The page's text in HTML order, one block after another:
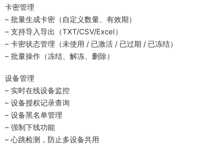
卡密管理
– 批量生成卡密（自定义数量、有效期）
– 支持导入导出（TXT/CSV/Excel）
– 卡密状态管理（未使用 / 已激活 / 已过期 / 已冻结）
– 批量操作（冻结、解冻、删除）
设备管理
– 实时在线设备监控
– 设备授权记录查询
– 设备黑名单管理
– 强制下线功能
– 心跳检测，防止多设备共用